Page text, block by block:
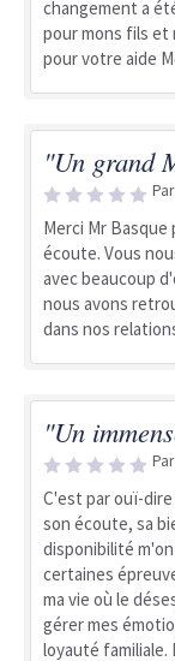
changement a
pour mons fils et
pour votre aide
"Un grand
Merci Mr
écoute. Vous
avec beaucoup
nous avons
dans nos
"Un
C'est par ouï-
son écoute, sa
disponibilité
certaines
ma vie où le
gérer mes
loyauté familiale.